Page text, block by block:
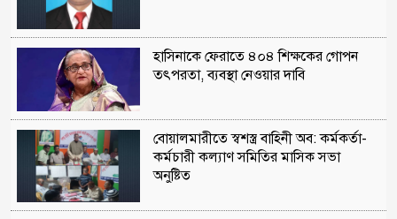
হাসিনাকে ফেরাতে ৪০৪ শিক্ষকের গোপন
তৎপরতা, ব্যবস্থা নেওয়ার দাবি
বোয়ালমারীতে স্বশস্ত্র বাহিনী অব: কর্মকর্তা-
কর্মচারী কল্যাণ সমিতির মাসিক সভা
অনুষ্টিত